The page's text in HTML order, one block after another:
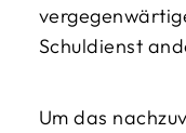
Schuldienst
Um das